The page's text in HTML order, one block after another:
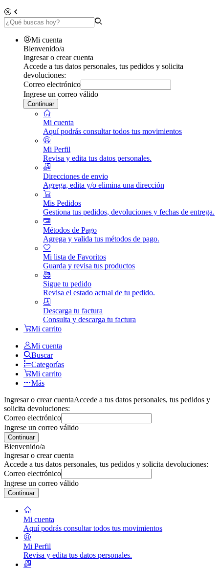
Mi cuenta
Bienvenido/a
Ingresar o crear cuenta
Accede a tus datos personales, tus pedidos y solicita
devoluciones:
Correo electrónico
Ingrese un correo válido
Continuar
Mi cuenta
Aquí podrás consultar todos tus movimientos
Mi Perfil
Revisa y edita tus datos personales.
Direcciones de envio
Agrega, edita y/o elimina una dirección
Mis Pedidos
Gestiona tus pedidos, devoluciones y fechas de entrega.
Métodos de Pago
Agrega y valida tus métodos de pago.
Mi lista de Favoritos
Guarda y revisa tus productos
Sigue tu pedido
Revisa el estado actual de tu pedido.
Descarga tu factura
Consulta y descarga tu factura
Mi carrito
Mi cuenta
Buscar
Categorías
Mi carrito
Más
Ingresar o crear cuentaAccede a tus datos personales, tus pedidos y
solicita devoluciones:
Correo electrónico
Ingrese un correo válido
Continuar
Bienvenido/a
Ingresar o crear cuenta
Accede a tus datos personales, tus pedidos y solicita devoluciones:
Correo electrónico
Ingrese un correo válido
Continuar
Mi cuenta
Aquí podrás consultar todos tus movimientos
Mi Perfil
Revisa y edita tus datos personales.